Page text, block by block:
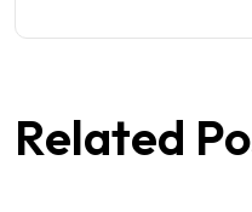
Related